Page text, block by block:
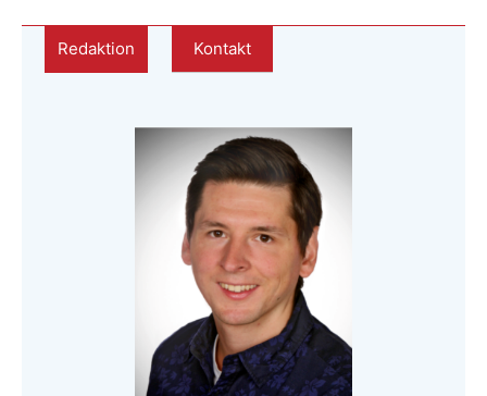
Redaktion Kontakt